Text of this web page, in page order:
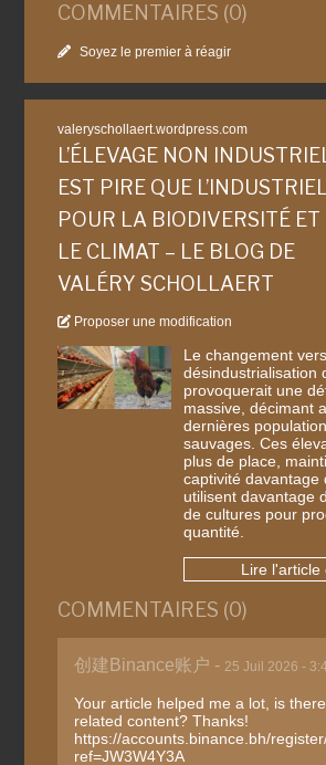
COMMENTAIRES (0)
Soyez le premier à réagir
valeryschollaert.wordpress.com
L’ÉLEVAGE NON
EST PIRE QUE L’INDUSTRIEL
POUR LA BIODIVERSITÉ ET
LE CLIMAT – LE BLOG DE
VALÉRY SCHOLLAERT
Proposer une modification
Le changement
désindustrialisation
provoquerait une
massive, décimant
dernières
sauvages. Ces
plus de place,
captivité davantage
utilisent davantage
de cultures pour
quantité.
Lire l'article
COMMENTAIRES (0)
创建Binance账户 - 25 Juil 2026 -
Your article helped me a lot, is
related content? Thanks!
https://accounts.binance.bh/
ref=JW3W4Y3A